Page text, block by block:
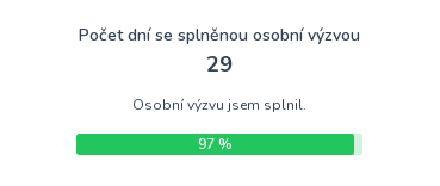
Počet dní se splněnou osobní výzvou
29
Osobní výzvu jsem splnil.
97 %